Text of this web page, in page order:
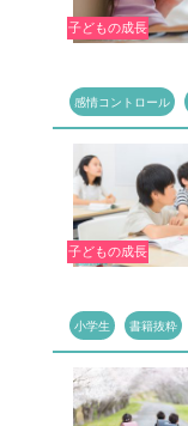
子どもの成長
感情コントロール
子どもの成長
小学生 書籍抜粋